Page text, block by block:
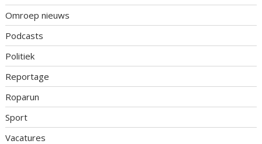
Omroep nieuws
Podcasts
Politiek
Reportage
Roparun
Sport
Vacatures